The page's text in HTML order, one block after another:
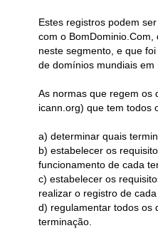
Estes registros podem
com o
neste segmento, e que
de domínios mundiais
As normas que regem os
icann.org) que tem todos
a) determinar quais
b) estabelecer os
funcionamento de cada
c) estabelecer os
realizar o registro de
d) regulamentar todos os
terminação.